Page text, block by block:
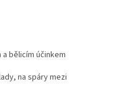
bělicím účinkem
na spáry mezi